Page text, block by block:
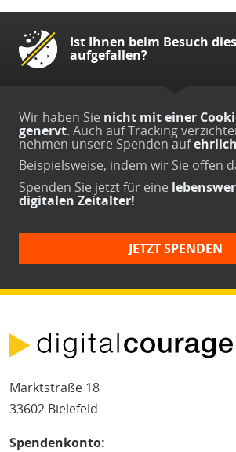
Ist Ihnen beim Besuch
aufgefallen?
Wir haben Sie nicht mit einer
genervt. Auch auf Tracking
nehmen unsere Spenden auf
Beispielsweise, indem wir Sie offen
Spenden Sie jetztfür eine
digitalen Zeitalter!
JETZT SPENDEN
Marktstraße 18
33602 Bielefeld
Spendenkonto: